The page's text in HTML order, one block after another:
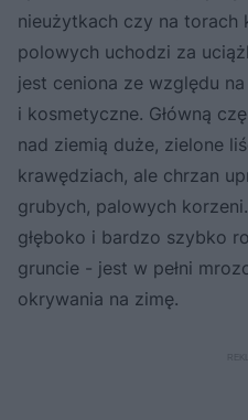
nieużytkach czy na torach
polowych uchodzi za
jest ceniona ze względu
i kosmetyczne. Główną
nad ziemią duże, zielone
krawędziach, ale chrzan
grubych, palowych
głęboko i bardzo szybko
gruncie - jest w pełni
okrywania na zimę.